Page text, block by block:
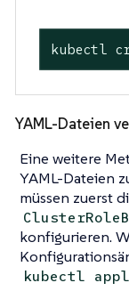
kubectl
YAML-Dateien
Eine weitere
YAML-Dateien
müssen zuerst
konfigurieren.
kubectl